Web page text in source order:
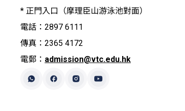
* 正門入口（摩理臣山游泳池對面）
電話：2897 6111
傳真：2365 4172
電郵： admission@vtc.edu.hk